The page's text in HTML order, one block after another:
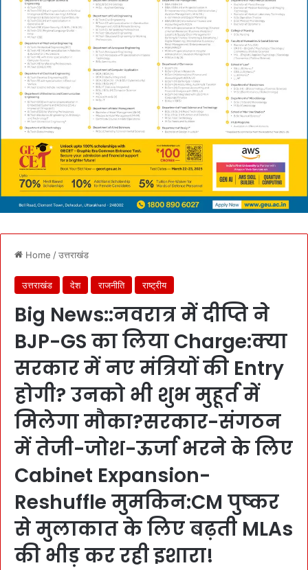
Home /उत्तराखंड
उत्तराखंड देश राजनीति राष्ट्रीय
Big News::नवरात्र में दीप्ति ने
BJP-GS का लिया Charge:क्या
सरकार में नए मंत्रियों की Entry
होगी? उनको भी शुभ मुहूर्त में
मिलेगा मौका?सरकार-संगठन
में तेजी-जोश-ऊर्जा भरने के लिए
Cabinet Expansion-
Reshuffle मुमकिन:CM पुष्कर
से मुलाकात के लिए बढ़ती MLAs
की भीड़ कर रही इशारा!